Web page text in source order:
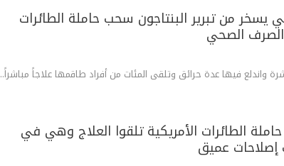
يسخر من تبرير البنتاجون سحب حاملة الطائرات
الصحي
واندلع فيها عدة حرائق وتلقى المئات من أفراد طاقمها علاجاً مباشراً..
حاملة الطائرات الأمريكية تلقوا العلاج وهي في
عميق